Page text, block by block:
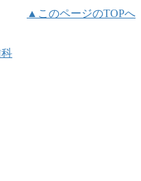
▲このページのTOPへ